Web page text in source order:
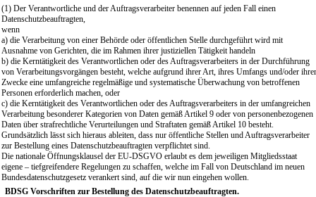
(1) Der Verantwortliche und der Auftragsverarbeiter benennen auf jeden Fall einen
Datenschutzbeauftragten,
wenn
a) die Verarbeitung von einer Behörde oder öffentlichen Stelle durchgeführt wird mit
Ausnahme von Gerichten, die im Rahmen ihrer justiziellen Tätigkeit handeln
b) die Kerntätigkeit des Verantwortlichen oder des Auftragsverarbeiters in der Durchführung
von Verarbeitungsvorgängen besteht, welche aufgrund ihrer Art, ihres Umfangs und/oder ihrer
Zwecke eine umfangreiche regelmäßige und systematische Überwachung von betroffenen
Personen erforderlich machen, oder
c) die Kerntätigkeit des Verantwortlichen oder des Auftragsverarbeiters in der umfangreichen
Verarbeitung besonderer Kategorien von Daten gemäß Artikel 9 oder von personenbezogenen
Daten über strafrechtliche Verurteilungen und Straftaten gemäß Artikel 10 besteht.
Grundsätzlich lässt sich hieraus ableiten, dass nur öffentliche Stellen und Auftragsverarbeiter
zur Bestellung eines Datenschutzbeauftragten verpflichtet sind.
Die nationale Öffnungsklausel der EU-DSGVO erlaubt es dem jeweiligen Mitgliedsstaat
eigene – tiefgreifendere Regelungen zu schaffen, welche im Fall von Deutschland im neuen
Bundesdatenschutzgesetz verankert sind, auf die wir nun eingehen wollen.
BDSG Vorschriften zur Bestellung des Datenschutzbeauftragten.